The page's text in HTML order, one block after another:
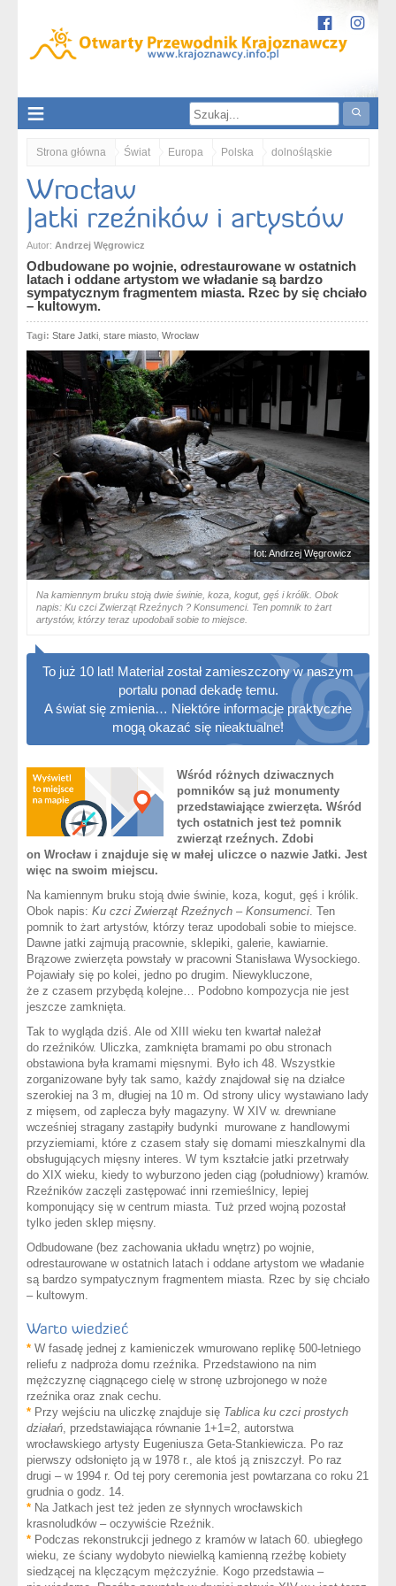
Strona główna Świat Europa Polska dolnośląskie
Nizina Śląska
Wrocław
Jatki rzeźników i artystów
Autor: Andrzej Węgrowicz
Odbudowane po wojnie, odrestaurowane w ostatnich
latach i oddane artystom we władanie są bardzo
sympatycznym fragmentem miasta. Rzec by się chciało
– kultowym.
Tagi: Stare Jatki stare miasto Wrocław
fot: Andrzej Węgrowicz
Na kamiennym bruku stoją dwie świnie, koza, kogut, gęś i królik. Obok
napis: Ku czci Zwierząt Rzeźnych ? Konsumenci. Ten pomnik to żart
artystów, którzy teraz upodobali sobie to miejsce.
To już 10 lat! Materiał został zamieszczony w naszym
portalu ponad dekadę temu.
A świat się zmienia… Niektóre informacje praktyczne
mogą okazać się nieaktualne!
Wśród różnych dziwacznych
pomników są już monumenty
przedstawiające zwierzęta. Wśród
tych ostatnich jest też pomnik
zwierząt rzeźnych. Zdobi
on Wrocław i znajduje się w małej uliczce o nazwie Jatki. Jest
więc na swoim miejscu.
Na kamiennym bruku stoją dwie świnie, koza, kogut, gęś i królik.
Obok napis: Ku czci Zwierząt Rzeźnych – Konsumenci. Ten
pomnik to żart artystów, którzy teraz upodobali sobie to miejsce.
Dawne jatki zajmują pracownie, sklepiki, galerie, kawiarnie.
Brązowe zwierzęta powstały w pracowni Stanisława Wysockiego.
Pojawiały się po kolei, jedno po drugim. Niewykluczone,
że z czasem przybędą kolejne… Podobno kompozycja nie jest
jeszcze zamknięta.
Tak to wygląda dziś. Ale od XIII wieku ten kwartał należał
do rzeźników. Uliczka, zamknięta bramami po obu stronach
obstawiona była kramami mięsnymi. Było ich 48. Wszystkie
zorganizowane były tak samo, każdy znajdował się na działce
szerokiej na 3 m, długiej na 10 m. Od strony ulicy wystawiano lady
z mięsem, od zaplecza były magazyny. W XIV w. drewniane
wcześniej stragany zastąpiły budynki murowane z handlowymi
przyziemiami, które z czasem stały się domami mieszkalnymi dla
obsługujących mięsny interes. W tym kształcie jatki przetrwały
do XIX wieku, kiedy to wyburzono jeden ciąg (południowy) kramów.
Rzeźników zaczęli zastępować inni rzemieślnicy, lepiej
komponujący się w centrum miasta. Tuż przed wojną pozostał
tylko jeden sklep mięsny.
Odbudowane (bez zachowania układu wnętrz) po wojnie,
odrestaurowane w ostatnich latach i oddane artystom we władanie
są bardzo sympatycznym fragmentem miasta. Rzec by się chciało
–kultowym.
Warto wiedzieć
* W fasadę jednej z kamieniczek wmurowano replikę 500-letniego
reliefu z nadproża domu rzeźnika. Przedstawiono na nim
mężczyznę ciągnącego cielę w stronę uzbrojonego w noże
rzeźnika oraz znak cechu.
* Przy wejściu na uliczkę znajduje się Tablica ku czci prostych
działań, przedstawiająca równanie 1+1=2, autorstwa
wrocławskiego artysty Eugeniusza Geta-Stankiewicza. Po raz
pierwszy odsłonięto ją w 1978 r., ale ktoś ją zniszczył. Po raz
drugi –w 1994 r. Od tej pory ceremonia jest powtarzana co roku 21
grudnia o godz. 14.
* Na Jatkach jest też jeden ze słynnych wrocławskich
krasnoludków –oczywiście Rzeźnik.
* Podczas rekonstrukcji jednego z kramów w latach 60. ubiegłego
wieku, ze ściany wydobyto niewielką kamienną rzeźbę kobiety
siedzącej na klęczącym mężczyźnie. Kogo przedstawia –